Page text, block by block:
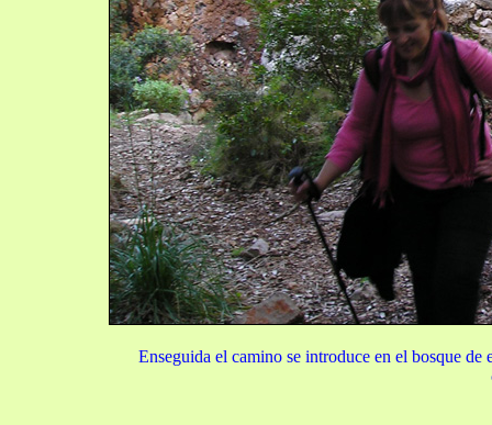
Enseguida el camino se introduce en el bosque